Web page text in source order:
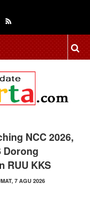
Semangat
Festival
Wamena
7 AGU 2026